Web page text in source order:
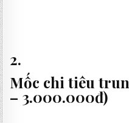
2.
Mốc chi tiêu
– 3.000.000đ)